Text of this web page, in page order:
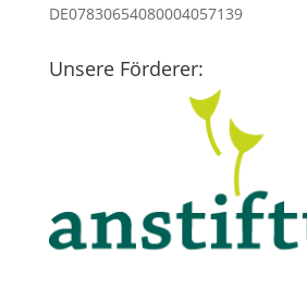
DE07830654080004057139
Unsere Förderer: